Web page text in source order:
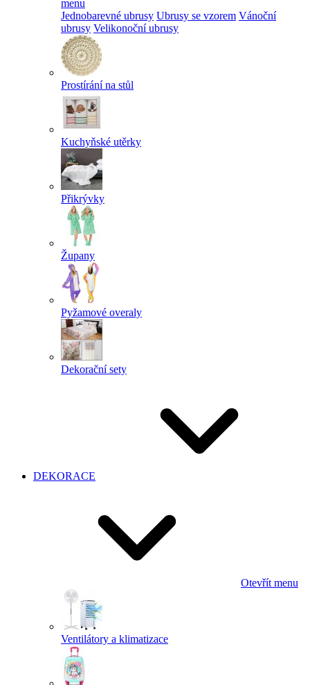
menu
Jednobarevné ubrusy Ubrusy se vzorem Vánoční
ubrusy Velikonoční ubrusy
Prostírání na stůl
Kuchyňské utěrky
Přikrývky
Župany
Pyžamové overaly
Dekorační sety
DEKORACE
Otevřít menu
Ventilátory a klimatizace